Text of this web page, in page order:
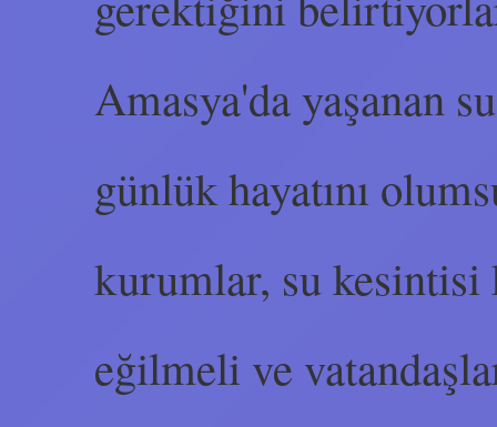
Amasya'da yaşanan
günlük hayatını
kurumlar, su kesintisi
eğilmeli ve